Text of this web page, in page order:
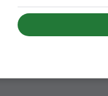
celú ponuku / Mám
Group newsletter s